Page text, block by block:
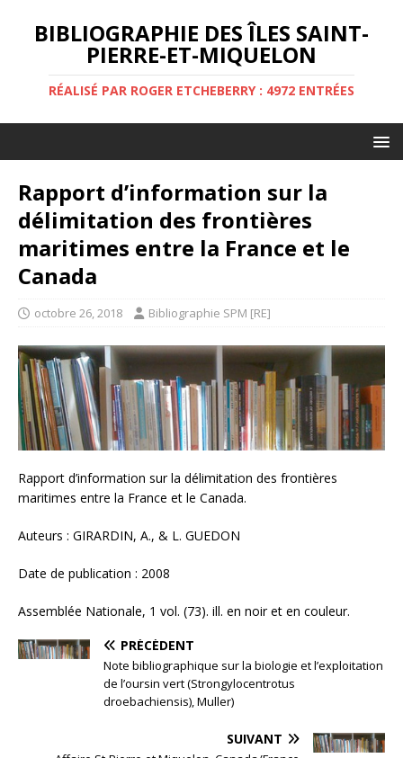
BIBLIOGRAPHIE DES ÎLES SAINT-
PIERRE-ET-MIQUELON
RÉALISÉ PAR ROGER ETCHEBERRY : 4972 ENTRÉES
Rapport d’information sur la
délimitation des frontières
maritimes entre la France et le
Canada
octobre 26, 2018 Bibliographie SPM [RE]
Rapport d’information sur la délimitation des frontières
maritimes entre la France et le Canada.
Auteurs : GIRARDIN, A., & L. GUEDON
Date de publication : 2008
Assemblée Nationale, 1 vol. (73). ill. en noir et en couleur.
PRÉCÉDENT
Note bibliographique sur la biologie et l’exploitation
de l’oursin vert (Strongylocentrotus
droebachiensis), Muller)
SUIVANT